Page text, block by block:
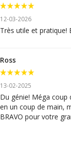
12-03-2026
Très utile et pratique!
Ross
13-02-2025
Du génie! Méga
en un coup de main,
BRAVO pour votre